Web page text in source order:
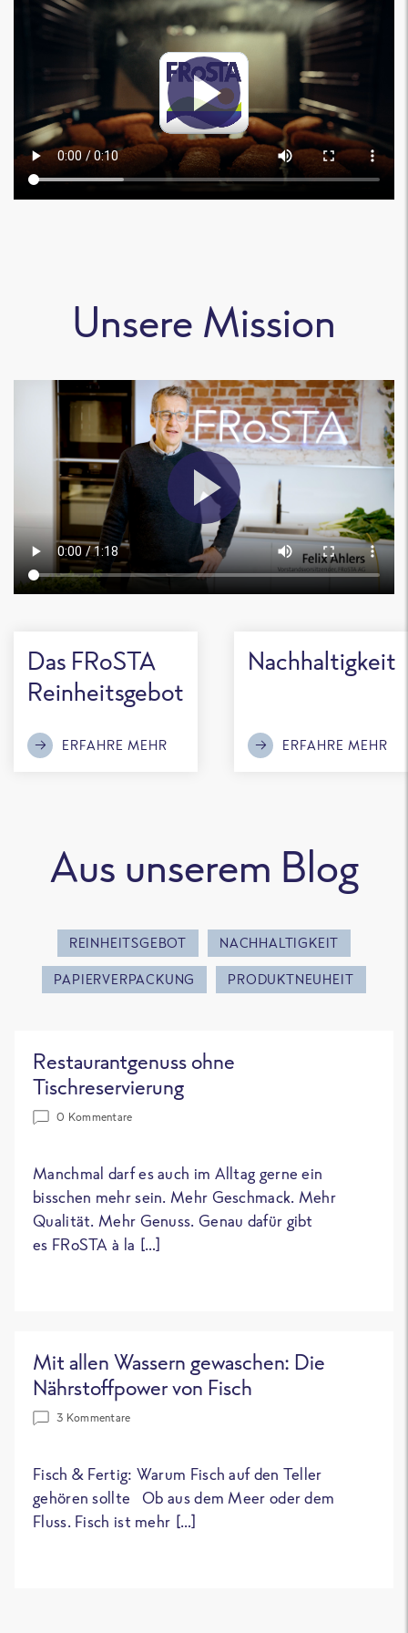
Unsere Mission
Das FRoSTA
Reinheitsgebot
ERFAHRE MEHR
Nachhaltigkeit
ERFAHRE MEHR
Aus unserem Blog
REINHEITSGEBOT NACHHALTIGKEIT
PAPIERVERPACKUNG PRODUKTNEUHEIT
Restaurantgenuss ohne
Tischreservierung
0 Kommentare
Manchmal darf es auch im Alltag gerne ein
bisschen mehr sein. Mehr Geschmack. Mehr
Qualität. Mehr Genuss. Genau dafür gibt
es FRoSTA à la […]
Mit allen Wassern gewaschen: Die
Nährstoffpower von Fisch
3 Kommentare
Fisch & Fertig: Warum Fisch auf den Teller
gehören sollte Ob aus dem Meer oder dem
Fluss. Fisch ist mehr […]